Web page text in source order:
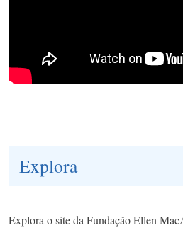
Explora
Explora o site da Fundação Ellen